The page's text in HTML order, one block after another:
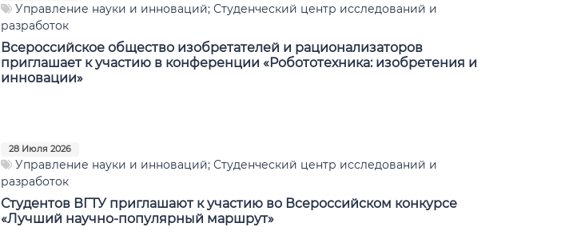
Управление науки и инноваций; Студенческий центр исследований и
разработок
Всероссийское общество изобретателей и рационализаторов
приглашает к участию в конференции «Робототехника: изобретения и
инновации»
28 Июля 2026
Управление науки и инноваций; Студенческий центр исследований и
разработок
Студентов ВГТУ приглашают к участию во Всероссийском конкурсе
«Лучший научно-популярный маршрут»